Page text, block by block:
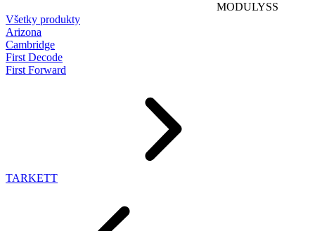
MODULYSS
Všetky produkty
Arizona
Cambridge
First Decode
First Forward
TARKETT